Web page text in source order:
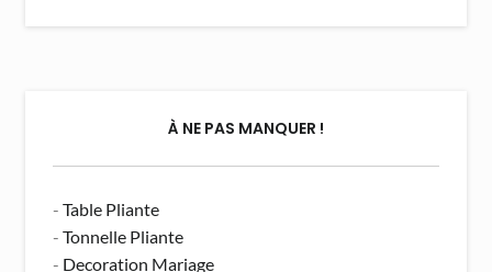
À NE PAS MANQUER !
-Table Pliante
-Tonnelle Pliante
- Decoration Mariage